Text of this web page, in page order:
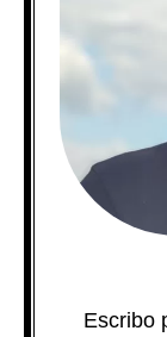
Escribo